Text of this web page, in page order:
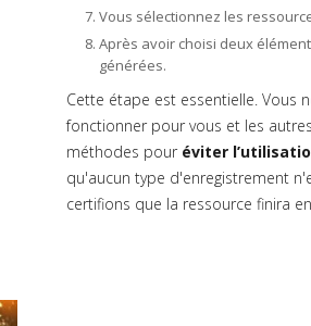
Vous sélectionnez les
Après avoir choisi deux
générées.
Cette étape est essentielle. Vous
fonctionner pour vous et les
méthodes pour éviter
qu'aucun type d'enregistrement
certifions que la ressource finira